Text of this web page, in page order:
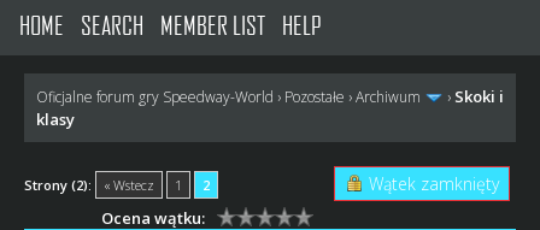
HOME SEARCH MEMBER LIST HELP
Oficjalne forum gry Speedway-World › Pozostałe ›Archiwum › Skoki i
klasy
Strony (2): « Wstecz 1 2 Wątek zamknięty
Ocena wątku: